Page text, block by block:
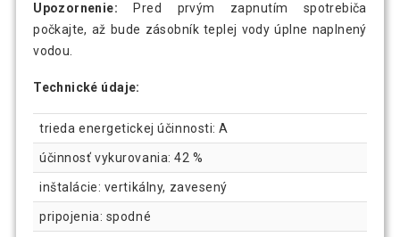
Upozornenie: Pred prvým zapnutím spotrebiča
počkajte, až bude zásobník teplej vody úplne naplnený
vodou.
Technické údaje:
trieda energetickej účinnosti: A
účinnosť vykurovania: 42 %
inštalácie: vertikálny, zavesený
pripojenia: spodné